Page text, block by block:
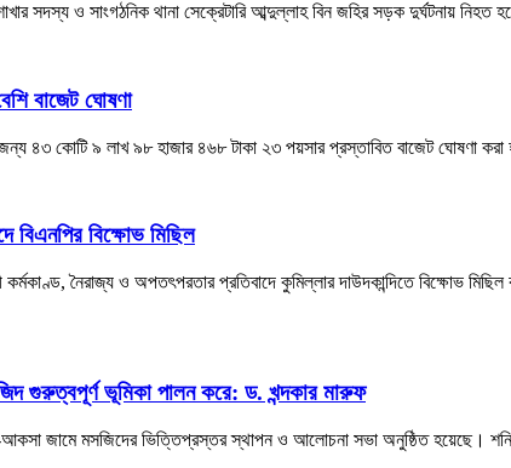
সদস্য ও সাংগঠনিক থানা সেক্রেটারি আব্দুল্লাহ বিন জহির সড়ক দুর্ঘটনায়
বাজেট ঘোষণা
৪৩ কোটি ৯ লাখ ৯৮ হাজার ৪৬৮ টাকা ২৩ পয়সার প্রস্তাবিত বাজেট ঘোষণা
বিএনপির বিক্ষোভ মিছিল
কর্মকাণ্ড, নৈরাজ্য ও অপতৎপরতার প্রতিবাদে কুমিল্লার দাউদকান্দিতে বিক্ষোভ
গুরুত্বপূর্ণ ভূমিকা পালন করে: ড. খন্দকার মারুফ
আকসা জামে মসজিদের ভিত্তিপ্রস্তর স্থাপন ও আলোচনা সভা অনুষ্ঠিত হয়েছে।